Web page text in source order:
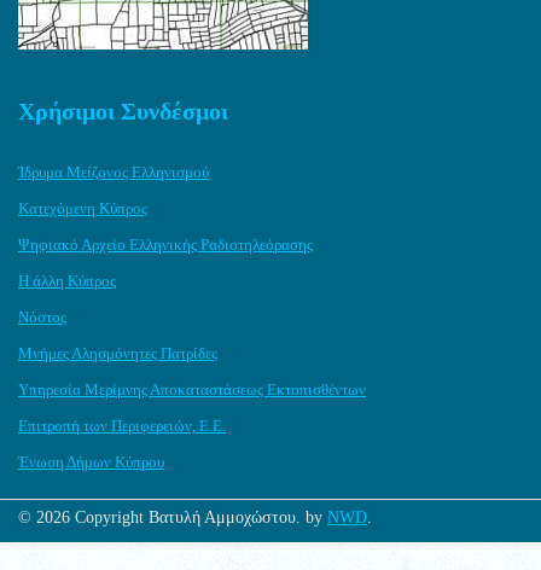
Χρήσιμοι Συνδέσμοι
Ίδρυμα Μείζονος Ελληνισμού
Κατεχόμενη Κύπρος
Ψηφιακό Αρχείο Ελληνικής Ραδιοτηλεόρασης
Η άλλη Κύπρος
Νόστος
Μνήμες Αλησμόνητες Πατρίδες
Υπηρεσία Μερίμνης Αποκαταστάσεως Εκτοπισθέντων
Επιτροπή των Περιφερειών, Ε.Ε.
Ένωση Δήμων Κύπρου
© 2026 Copyright Βατυλή Αμμοχώστου. by NWD